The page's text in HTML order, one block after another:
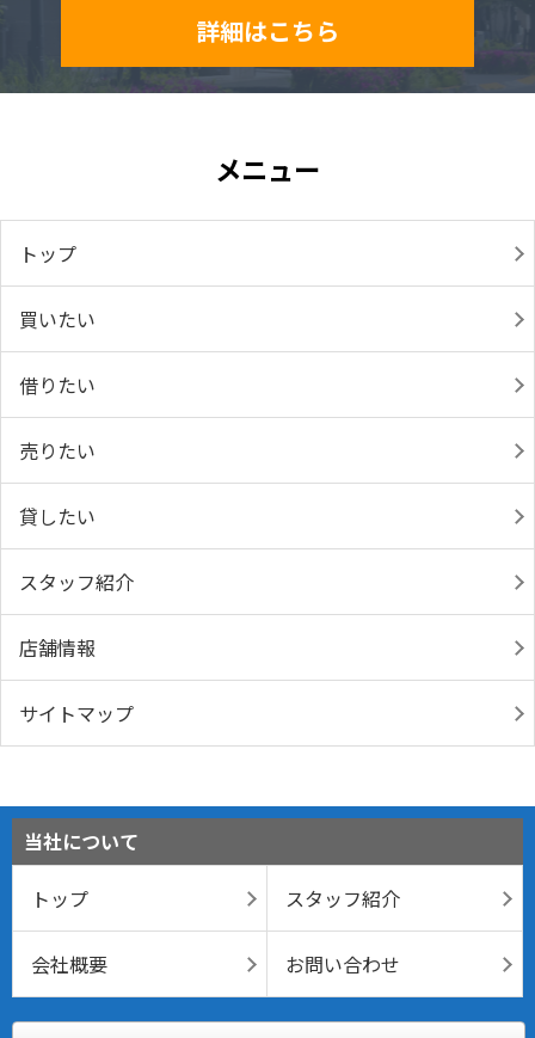
詳細はこちら
メニュー
トップ
買いたい
借りたい
売りたい
貸したい
スタッフ紹介
店舗情報
サイトマップ
当社について
トップ
スタッフ紹介
会社概要 お問い合わせ